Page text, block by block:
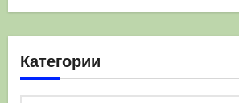
Категории